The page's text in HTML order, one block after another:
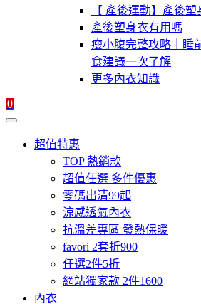
【 產後運動】產後
產後塑身衣有用嗎
瘦小腹完整攻略｜睡
食建議一次了解
更多內衣知識
0
超值特惠
TOP 熱銷款
超值任選 多件優惠
零碼出清99起
涼感透氣內衣
抗溫差專區 發熱保暖
favori 2套折900
任選2件5折
網站獨家款 2件1600
內衣